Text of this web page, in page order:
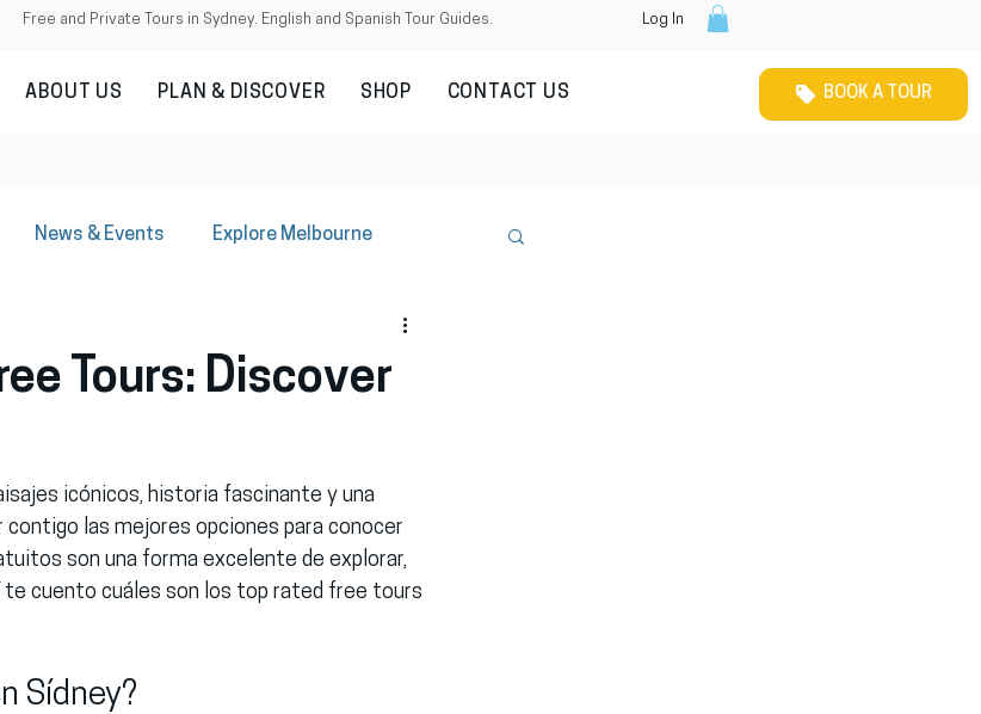
Free and Private Tours in Sydney. English and Spanish Tour Guides. Log In
ABOUT US PLAN & DISCOVER SHOP CONTACT US BOOK A TOUR
News & Events Explore Melbourne
Tours: Discover
icónicos, historia fascinante y una
las mejores opciones para conocer
son una forma excelente de explorar,
te cuento cuáles son los top rated free tours
Sídney?